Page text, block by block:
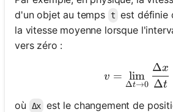
d'un objet au temps t est définie
la vitesse moyenne lorsque
vers zéro :
v =
v =
Δt→0
lim
Δt
Δx
où Δx est le changement de